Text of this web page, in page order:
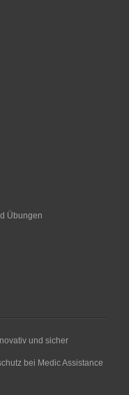
Übungen
und sicher
bei Medic Assistance